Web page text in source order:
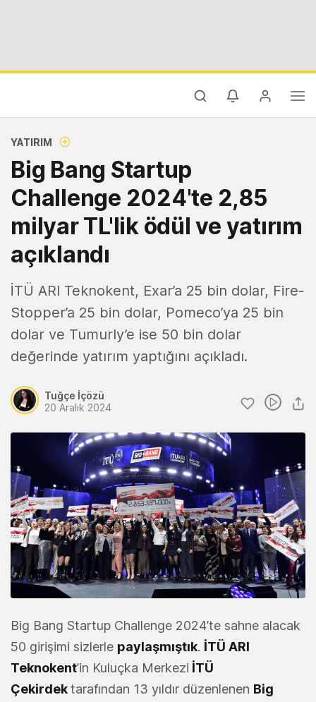
YATIRIM
Big Bang Startup
Challenge 2024'te 2,85
milyar TL'lik ödül ve yatırım
açıklandı
İTÜ ARI Teknokent, Exar’a 25 bin dolar, Fire-
Stopper’a 25 bin dolar, Pomeco’ya 25 bin
dolar ve Tumurly’e ise 50 bin dolar
değerinde yatırım yaptığını açıkladı.
Tuğçe İçözü
20 Aralık 2024
Big Bang Startup Challenge 2024’te sahne alacak
50 girişimi sizlerle paylaşmıştık. İTÜ ARI
Teknokent’in Kuluçka Merkezi İTÜ
Çekirdektarafından 13 yıldır düzenlenen Big